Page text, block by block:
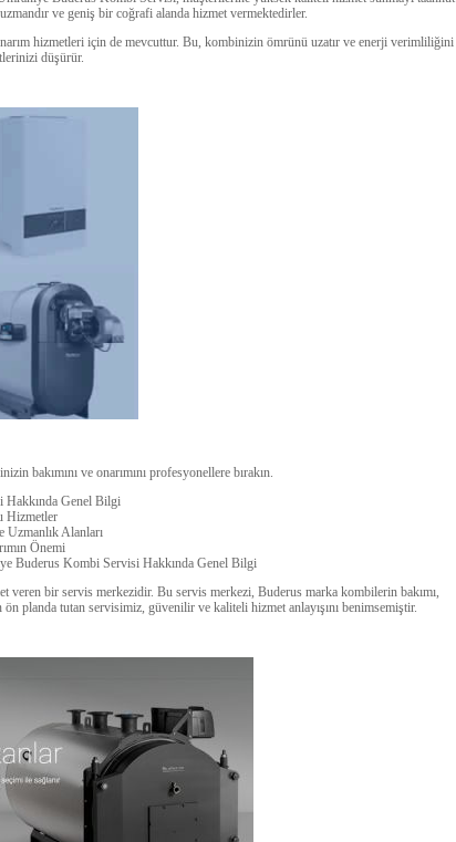
ve geniş bir coğrafi alanda hizmet vermektedirler.
hizmetleri için de mevcuttur. Bu, kombinizin ömrünü uzatır ve enerji verimliliğini
düşürür.
bakımını ve onarımını profesyonellere bırakın.
Hakkında Genel Bilgi
Hizmetler
Alanları
Önemi
Buderus Kombi Servisi Hakkında Genel Bilgi
bir servis merkezidir. Bu servis merkezi, Buderus marka kombilerin bakımı,
planda tutan servisimiz, güvenilir ve kaliteli hizmet anlayışını benimsemiştir.